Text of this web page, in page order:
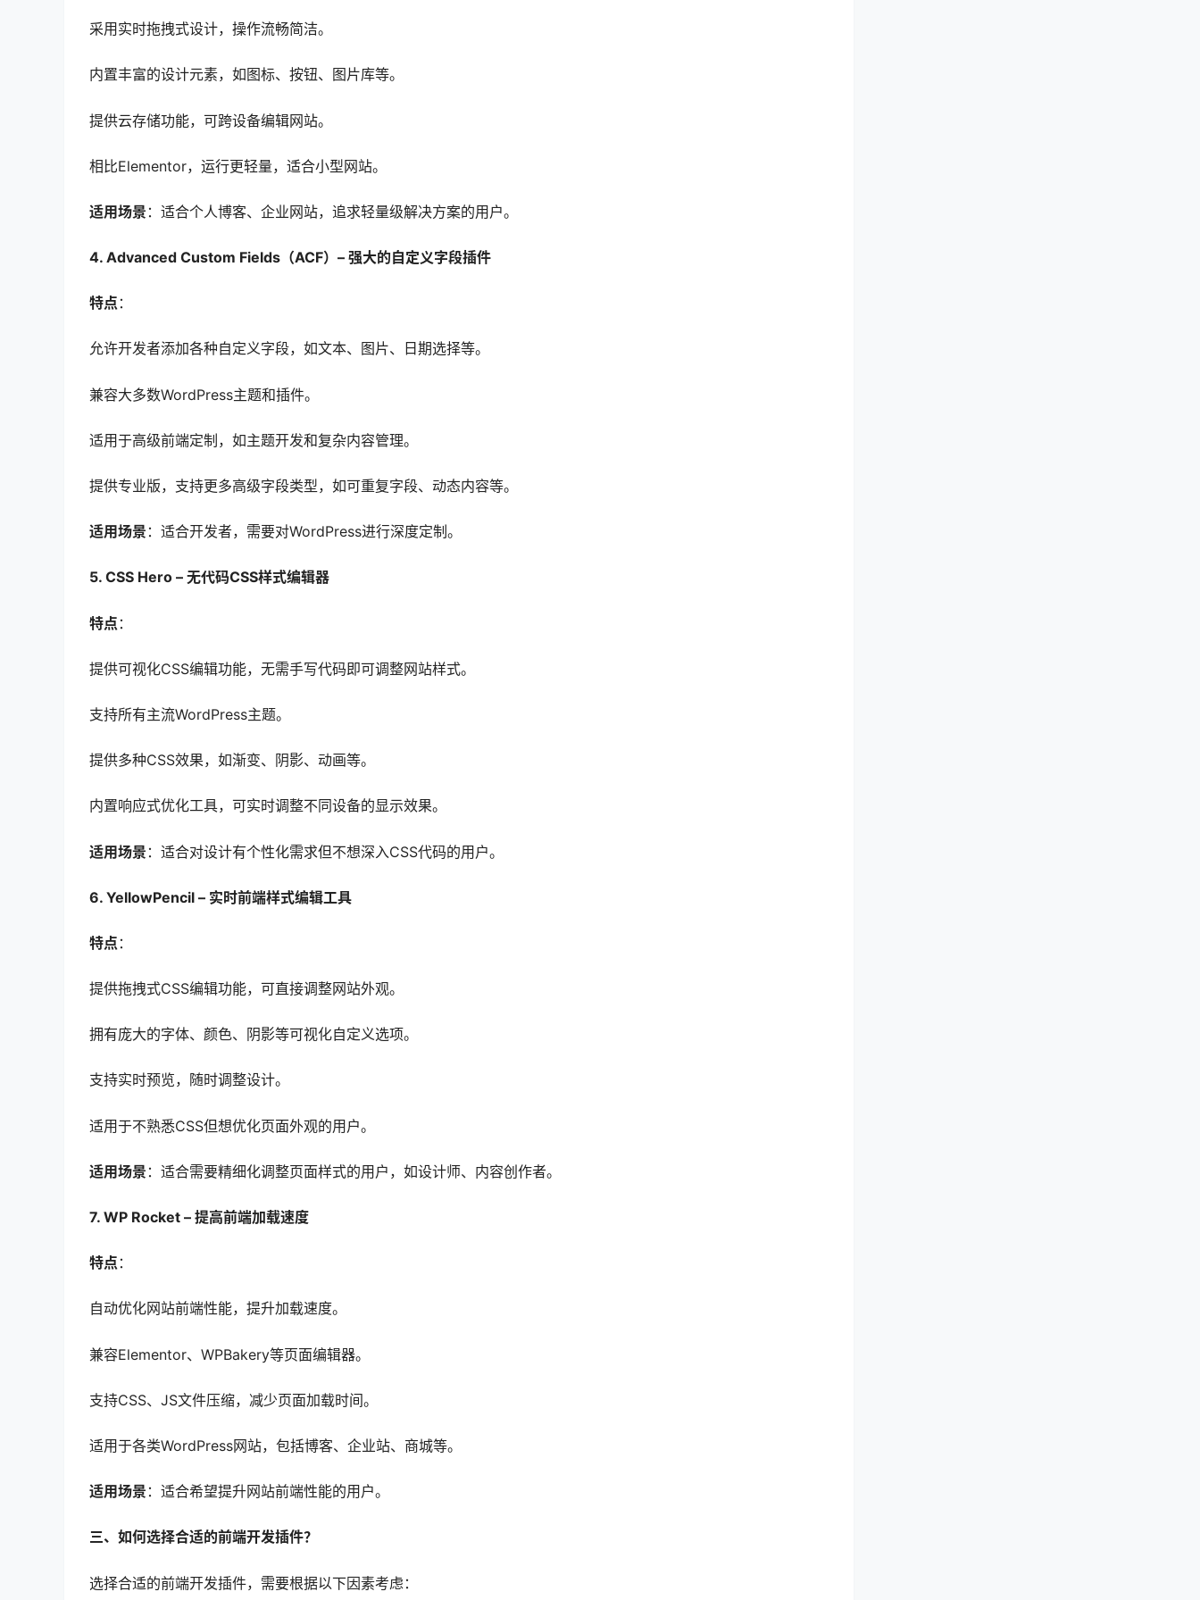
采用实时拖拽式设计，操作流畅简洁。
内置丰富的设计元素，如图标、按钮、图片库等。
提供云存储功能，可跨设备编辑网站。
相比Elementor，运行更轻量，适合小型网站。
适用场景 ：适合个人博客、企业网站，追求轻量级解决方案的用户。
4. Advanced Custom Fields（ACF）– 强大的自定义字段插件
特点 ：
允许开发者添加各种自定义字段，如文本、图片、日期选择等。
兼容大多数WordPress主题和插件。
适用于高级前端定制，如主题开发和复杂内容管理。
提供专业版，支持更多高级字段类型，如可重复字段、动态内容等。
适用场景 ：适合开发者，需要对WordPress进行深度定制。
5. CSS Hero – 无代码CSS样式编辑器
特点 ：
提供可视化CSS编辑功能，无需手写代码即可调整网站样式。
支持所有主流WordPress主题。
提供多种CSS效果，如渐变、阴影、动画等。
内置响应式优化工具，可实时调整不同设备的显示效果。
适用场景 ：适合对设计有个性化需求但不想深入CSS代码的用户。
6. YellowPencil – 实时前端样式编辑工具
特点 ：
提供拖拽式CSS编辑功能，可直接调整网站外观。
拥有庞大的字体、颜色、阴影等可视化自定义选项。
支持实时预览，随时调整设计。
适用于不熟悉CSS但想优化页面外观的用户。
适用场景 ：适合需要精细化调整页面样式的用户，如设计师、内容创作者。
7. WP Rocket – 提高前端加载速度
特点 ：
自动优化网站前端性能，提升加载速度。
兼容Elementor、WPBakery等页面编辑器。
支持CSS、JS文件压缩，减少页面加载时间。
适用于各类WordPress网站，包括博客、企业站、商城等。
适用场景 ：适合希望提升网站前端性能的用户。
三、如何选择合适的前端开发插件？
选择合适的前端开发插件，需要根据以下因素考虑：